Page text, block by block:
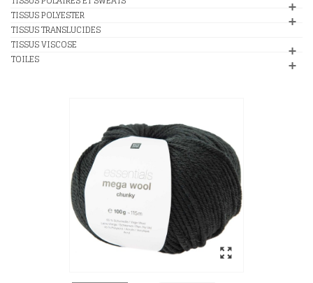
TISSUS POLYESTER
TISSUS TRANSLUCIDES
TISSUS VISCOSE
TOILES